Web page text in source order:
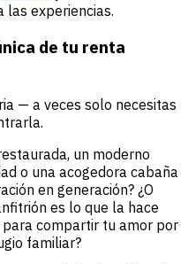
las experiencias.
de tu renta
— a veces solo necesitas
un moderno
o una acogedora cabaña
en generación? ¿O
es lo que la hace
compartir tu amor por
familiar?